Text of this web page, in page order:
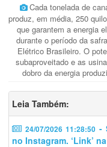
Cada tonelada de
produz, em média, 250
que garantem a energia
durante o período da
Elétrico Brasileiro. O
subaproveitado e as
dobro da energia
Leia Também:
24/07/2026 11:28:50 -
no Instagram. ‘Link’